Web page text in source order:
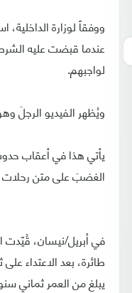
ووفقاً لوزارة
عندما قبضت عليه
لواجبهم.
ويُظهر الفيديو الرجلَ
يأتي هذا في أعقاب
الغضبَ على متن رحلات
في أبريل/نيسان،
طائرة، بعد الاعتداء
يبلغ من العمر ثماني